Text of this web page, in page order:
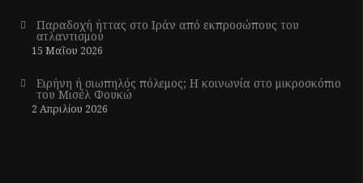
Παραδοχή ήττας στο Ιράν από εκπροσώπους του
ατλαντισμού
15 Μαΐου 2026
Ειρήνη ή σιωπηλός πόλεμος; Η κοινωνία στο μικροσκόπιο
του Μισέλ Φουκώ
2 Απριλίου 2026